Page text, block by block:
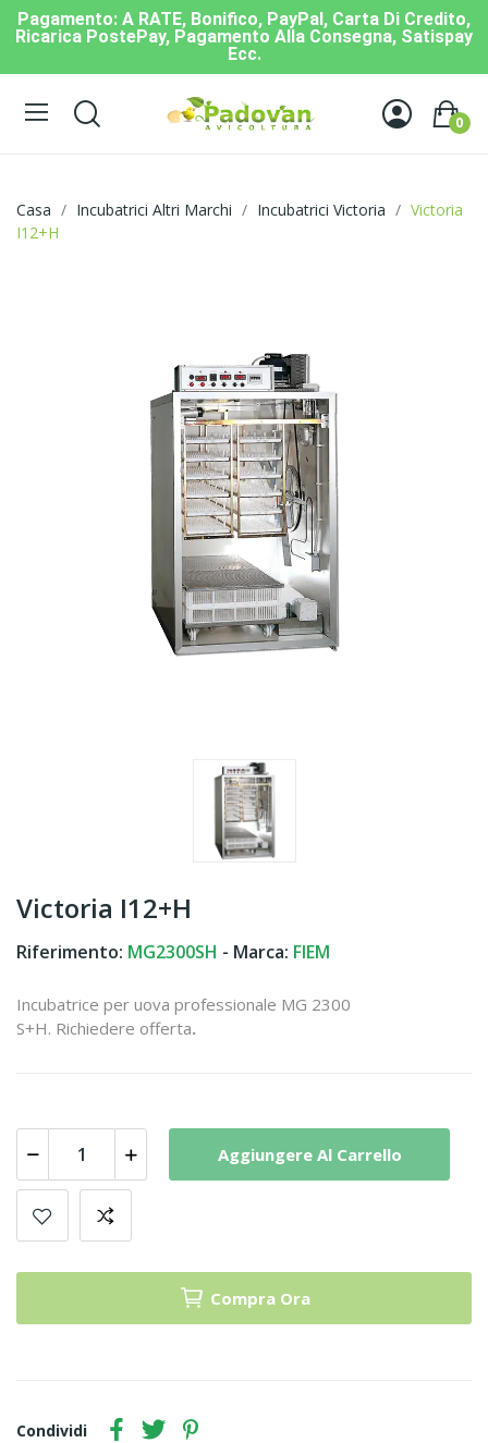
Pagamento: A RATE, Bonifico, PayPal, Carta Di Credito,
Ricarica PostePay, Pagamento Alla Consegna, Satispay
Ecc.
0
Casa Incubatrici Altri Marchi Incubatrici Victoria
Victoria
I12+H
Victoria I12+H
Riferimento: MG2300SH - Marca: FIEM
Incubatrice per uova professionale MG 2300
S+H. Richiedere offerta.
Aggiungere Al Carrello
Compra Ora
Condividi